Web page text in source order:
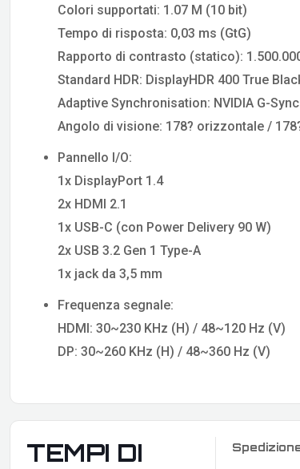
Colori supportati: 1.07 M (10 bit)
Tempo di risposta: 0,03 ms (GtG)
Rapporto di contrasto (statico):
Standard HDR: DisplayHDR 400 True
Adaptive Synchronisation: NVIDIA G-
Angolo di visione: 178? orizzontale /
Pannello I/O:
1x DisplayPort 1.4
2x HDMI 2.1
1x USB-C (con Power Delivery 90 W)
2x USB 3.2 Gen 1 Type-A
1x jack da 3,5 mm
Frequenza segnale:
HDMI: 30~230 KHz (H) / 48~120 Hz (V)
DP: 30~260 KHz (H) / 48~360 Hz (V)
TEMPI DI